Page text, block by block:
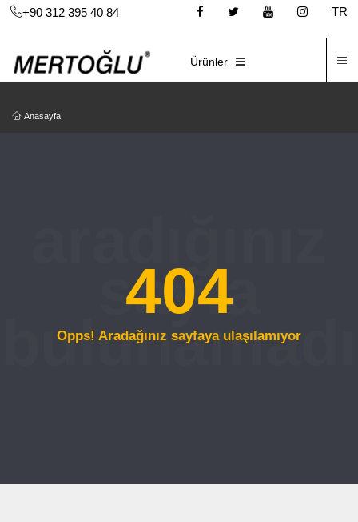
+90 312 395 40 84
TR
Ürünler
Anasayfa
404
Opps! Aradağınız sayfaya ulaşılamıyor